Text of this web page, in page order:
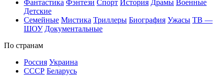
Фан­та­сти­ка Фэн­те­зи Спорт Ис­то­рия Дра­мы Во­ен­ные
Дет­ские
Се­мей­ные Мис­ти­ка Трил­ле­ры Био­гра­фия Ужа­сы ТВ —
ШОУ До­ку­мен­таль­ные
По стра­нам
Рос­сия Ук­раи­на
СССР Бе­ла­русь